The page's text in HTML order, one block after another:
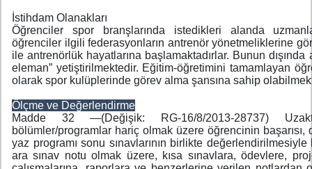
İstihdam Olanakları
Öğrenciler spor branşlarında istedikleri alanda
öğrenciler ilgili federasyonların antrenör yönetmeliklerine
ile antrenörlük hayatlarına başlamaktadırlar. Bunun
eleman” yetiştirilmektedir. Eğitim-öğretimini tamamlayan
olarak spor kulüplerinde görev alma şansına sahip
Ölçme ve Değerlendirme
Madde 32 —(Değişik: RG-16/8/2013-28737)
bölümler/programlar hariç olmak üzere öğrencinin
yaz programı sonu sınavlarının birlikte
ara sınav notu olmak üzere, kısa sınavlara, ödevlere,